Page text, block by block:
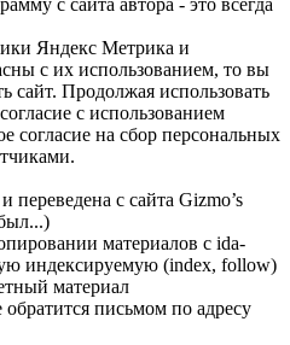
с сайта автора - это всегда
Яндекс Метрика и
с их использованием, то вы
Продолжая использовать
с использованием
согласие на сбор персональных
переведена с сайта Gizmo’s
материалов с ida-
индексируемую (index, follow)
материал
письмом по адресу